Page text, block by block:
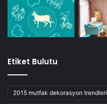
Etiket Bulutu
2015 mutfak dekorasyon trendleri